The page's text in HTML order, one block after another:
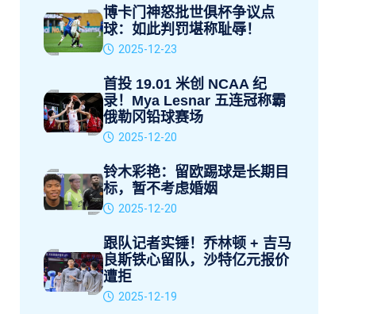
博卡门神怒批世俱杯争议点
球：如此判罚堪称耻辱！
2025-12-23
首投 19.01 米创 NCAA 纪
录！Mya Lesnar 五连冠称霸
俄勒冈铅球赛场
2025-12-20
铃木彩艳：留欧踢球是长期目
标，暂不考虑婚姻
2025-12-20
跟队记者实锤！乔林顿 + 吉马
良斯铁心留队，沙特亿元报价
遭拒
2025-12-19